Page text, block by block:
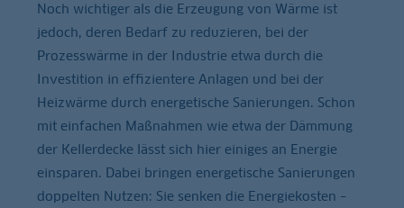
Noch wichtiger als die Erzeugung von Wärme ist
jedoch, deren Bedarf zu reduzieren, bei der
Prozesswärme in der Industrie etwa durch die
Investition in effizientere Anlagen und bei der
Heizwärme durch energetische Sanierungen. Schon
mit einfachen Maßnahmen wie etwa der Dämmung
der Kellerdecke lässt sich hier einiges an Energie
einsparen. Dabei bringen energetische Sanierungen
doppelten Nutzen: Sie senken die Energiekosten –